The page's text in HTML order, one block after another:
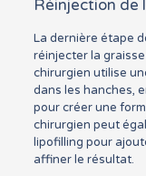
Réinjection de
La dernière étape
réinjecter la
chirurgien utilise
dans les hanches,
pour créer une
chirurgien peut
lipofilling pour
affiner le résultat.